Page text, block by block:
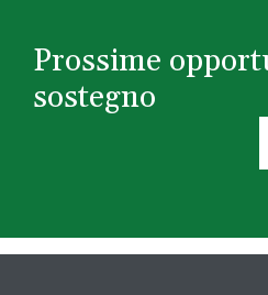
Prossime
sostegno